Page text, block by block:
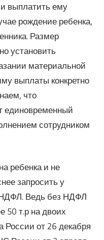
выплатить ему
рождение ребенка,
Размер
установить
материальной
выплаты конкретно
что
единовременный
сотрудником
ребенка и не
запросить у
НДФЛ. Ведь без НДФЛ
50 т.р на двоих
от 26 декабря